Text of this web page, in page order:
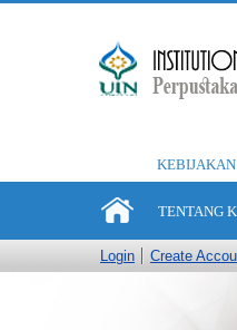
KEBIJAKAN
TENTANG
Login Create